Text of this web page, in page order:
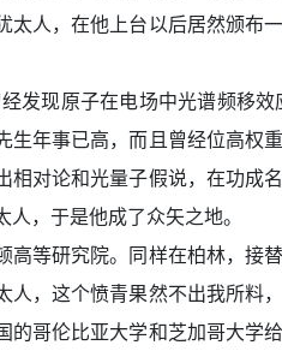
人，在他上台以后居然颁布
现原子在电场中光谱频移效
生年事已高，而且曾经位高权
相对论和光量子假说，在功成
，于是他成了众矢之地。
等研究院。同样在柏林，接
人，这个愤青果然不出我所
的哥伦比亚大学和芝加哥大学